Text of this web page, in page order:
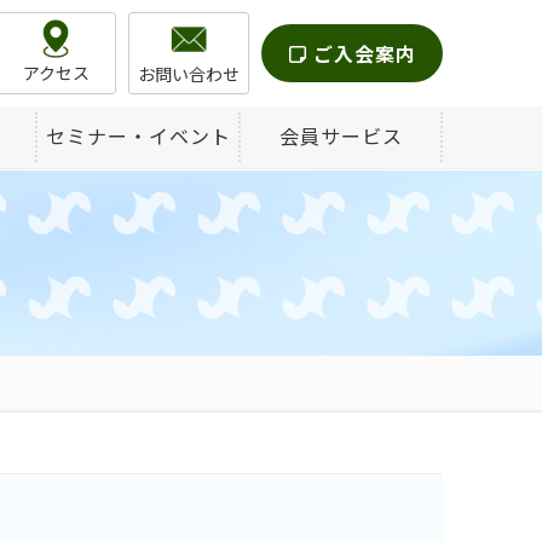
アクセス お問い合わせ
ご入会案内
セミナー・イベント 会員サービス